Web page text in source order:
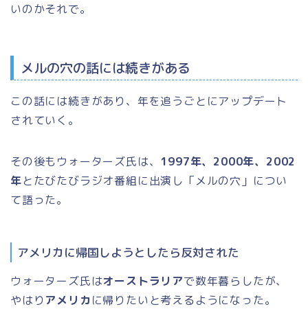
いのかそれで。
メルの穴の話には続きがある
この話には続きがあり、年を追うごとにアップデート
されていく。
その後もウォーターズ氏は、 1997年、2000年、2002
年とたびたびラジオ番組に出演し「メルの穴」につい
て語った。
アメリカに帰国しようとしたら反対された
ウォーターズ氏はオーストラリアで数年暮らしたが、
やはりアメリカ に帰りたいと考えるようになった。